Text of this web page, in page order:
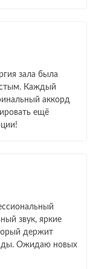
зала была
Каждый
аккорд
ещё
звук, яркие
держит
Ожидаю новых